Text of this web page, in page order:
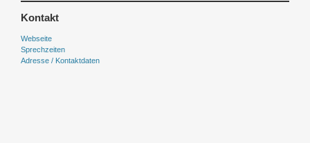
Kontakt
Webseite
Sprechzeiten
Adresse / Kontaktdaten